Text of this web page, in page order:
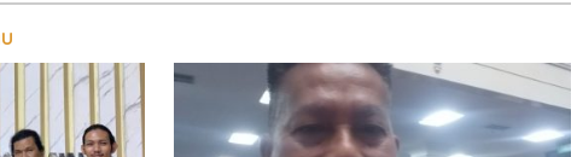
Pemalsuan Sporadik Tanah